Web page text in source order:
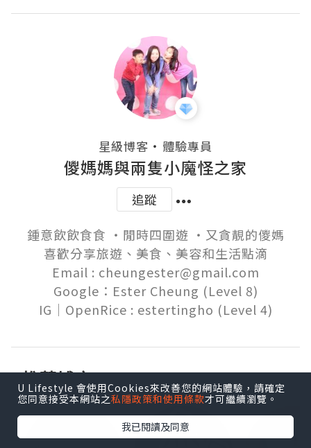
星級博客 ・ 體驗專員
儍媽媽與兩隻小魔怪之家
追蹤
鍾意飲飲食食 ‧閒時四圍遊 ‧又貪靚的儍媽
喜歡分享旅遊、美食、美容和生活點滴
Email : cheungester@gmail.com
Google：Ester Cheung (Level 8)
推薦博客
U Lifestyle 會使用Cookies來改善您的網站體驗，請確定
您同意接受本網站之私隱政策和使用條款才可繼續瀏覽。
我已閱讀及同意